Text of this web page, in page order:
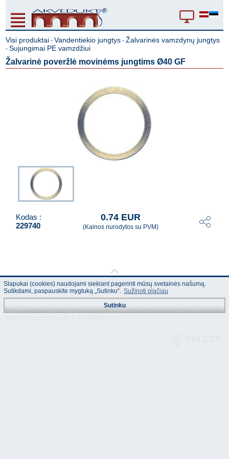
Visi produktai -Vandentiekio jungtys -Žalvarinės vamzdynų jungtys
-Sujungimai PE vamzdžiui
Žalvarinė poveržlė movinėms jungtims Ø40 GF
Kodas :
229740
0.74 EUR
(Kainos nurodytos su PVM)
© "AS Akvedukts" 2026. Dalinai ar pilnai naudojant duomenis iš šios svetainės
Slapukai (cookies) naudojami siekiant pagerinti mūsų svetainės našumą.
Sutikdami, paspauskite mygtuką „Sutinku“. Sužinoti plačiau
Sutinku